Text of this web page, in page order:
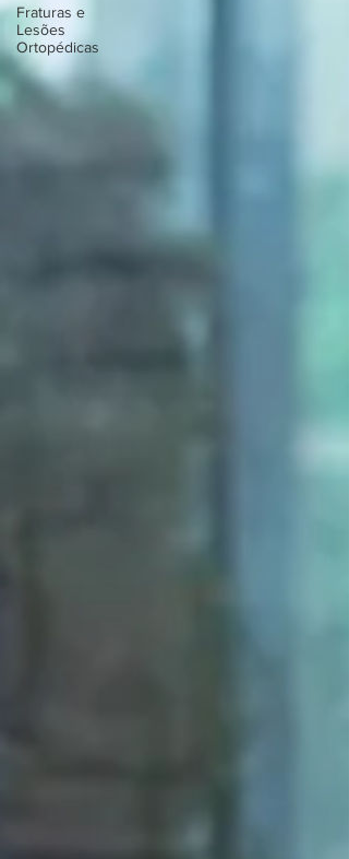
Fraturas e
Lesões
Ortopédicas